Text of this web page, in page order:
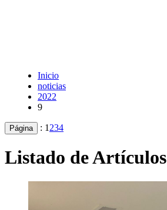
Inicio
noticias
2022
9
Página : 1 234
Listado de Artículos